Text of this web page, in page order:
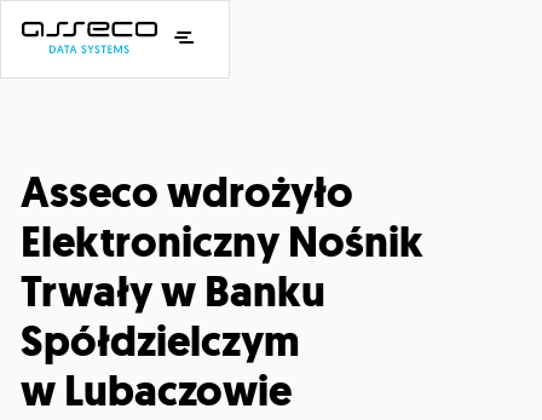
Asseco wdrożyło
Elektroniczny Nośnik
Trwały w Banku
Spółdzielczym
w Lubaczowie